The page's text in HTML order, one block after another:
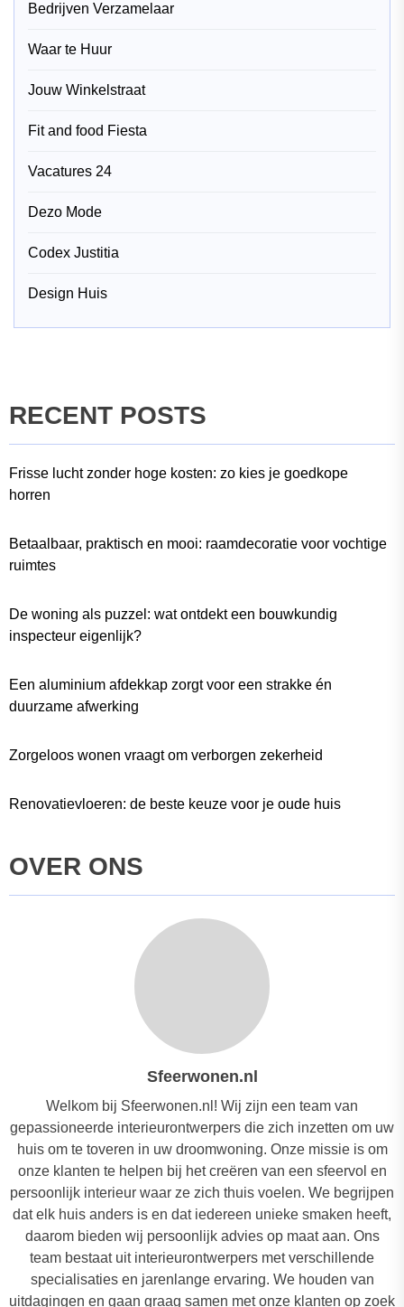
Bedrijven Verzamelaar
Waar te Huur
Jouw Winkelstraat
Fit and food Fiesta
Vacatures 24
Dezo Mode
Codex Justitia
Design Huis
RECENT POSTS
Frisse lucht zonder hoge kosten: zo kies je goedkope
horren
Betaalbaar, praktisch en mooi: raamdecoratie voor vochtige
ruimtes
De woning als puzzel: wat ontdekt een bouwkundig
inspecteur eigenlijk?
Een aluminium afdekkap zorgt voor een strakke én
duurzame afwerking
Zorgeloos wonen vraagt om verborgen zekerheid
Renovatievloeren: de beste keuze voor je oude huis
OVER ONS
Sfeerwonen.nl
Welkom bij Sfeerwonen.nl! Wij zijn een team van
gepassioneerde interieurontwerpers die zich inzetten om uw
huis om te toveren in uw droomwoning. Onze missie is om
onze klanten te helpen bij het creëren van een sfeervol en
persoonlijk interieur waar ze zich thuis voelen. We begrijpen
dat elk huis anders is en dat iedereen unieke smaken heeft,
daarom bieden wij persoonlijk advies op maat aan. Ons
team bestaat uit interieurontwerpers met verschillende
specialisaties en jarenlange ervaring. We houden van
uitdagingen en gaan graag samen met onze klanten op zoek